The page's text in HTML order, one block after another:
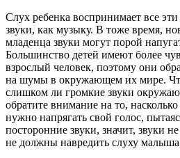
Слух ребенка воспринимает все
звуки, как музыку. В тоже время,
младенца звуки могут порой
Большинство детей имеют более
взрослый человек, поэтому они
на шумы в окружающем их мире.
слишком ли громкие звуки
обратите внимание на то,
нужно напрягать свой голос,
посторонние звуки, значит, звуки
не должны навредить слуху